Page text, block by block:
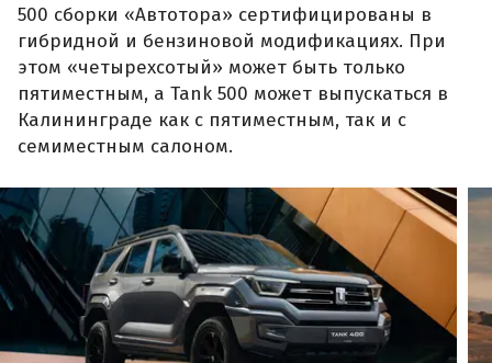
500 сборки «Автотора» сертифицированы в
гибридной и бензиновой модификациях. При
этом «четырехсотый» может быть только
пятиместным, а Tank 500 может выпускаться в
Калининграде как с пятиместным, так и с
семиместным салоном.